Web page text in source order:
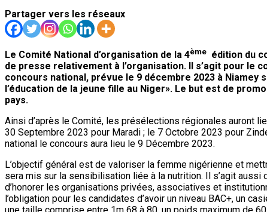
Partager vers les réseaux
Le Comité National d’organisation de la 4ème édition du
de presse relativement à l’organisation. Il s’agit pour
concours national, prévue le 9 décembre 2023 à
l’éducation de la jeune fille au Niger». Le but est de
pays.
Ainsi d’après le Comité, les présélections régionales auront
30 Septembre 2023 pour Maradi ; le 7 Octobre 2023 pour
national le concours aura lieu le 9 Décembre 2023.
L’objectif général est de valoriser la femme nigérienne et
sera mis sur la sensibilisation liée à la nutrition. Il s’agit
d’honorer les organisations privées, associatives et
l’obligation pour les candidates d’avoir un niveau BAC+, un